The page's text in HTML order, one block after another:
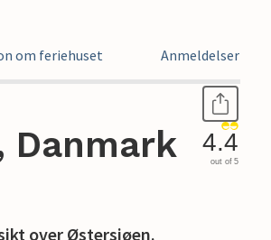
om feriehuset Anmeldelser
Danmark 4.4
out of 5
over Østersjøen.